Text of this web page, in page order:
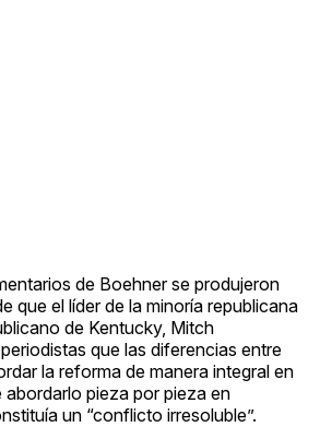
de Boehner se produjeron
que el líder de la minoría republicana
de Kentucky, Mitch
que las diferencias entre
la reforma de manera integral en
abordarlo pieza por pieza en
un “conflicto irresoluble”.